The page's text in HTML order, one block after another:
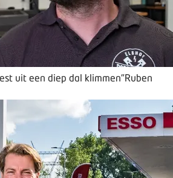
uit een diep dal klimmen"Ruben